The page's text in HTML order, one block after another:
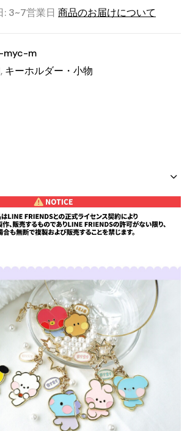
: 3~7営業日 商品のお届けについて
myc-m
, キーホルダー・小物